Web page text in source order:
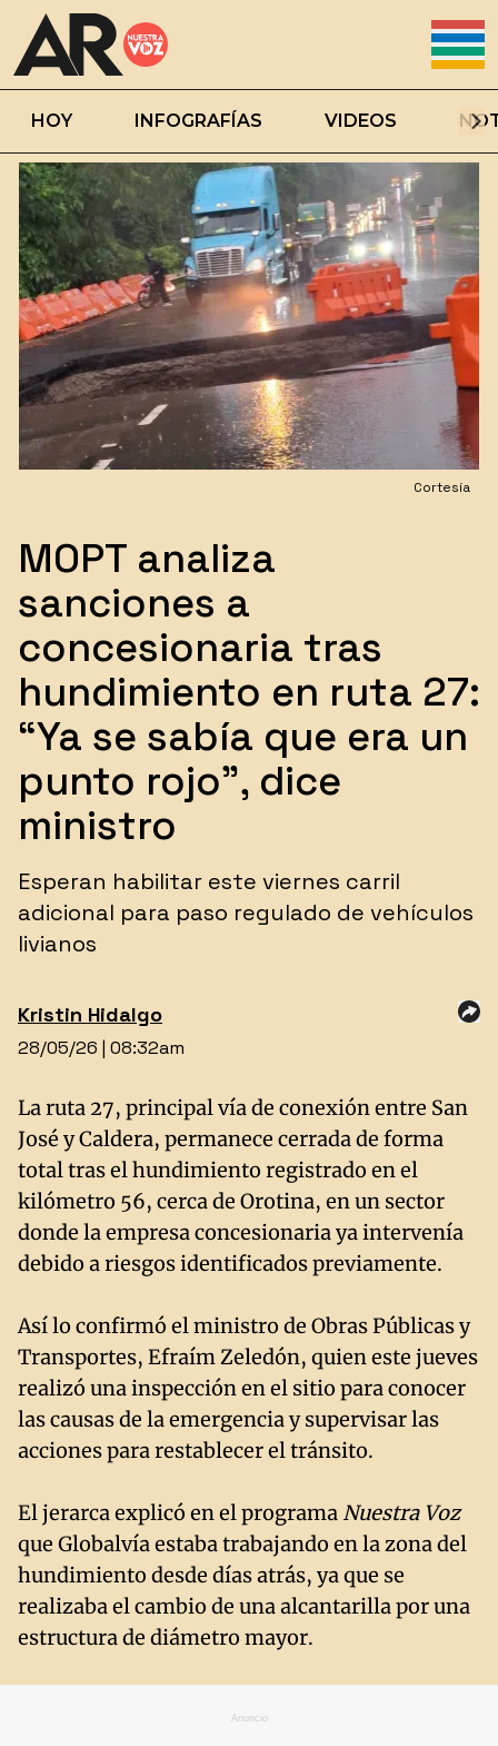
HOY INFOGRAFÍAS VIDEOS
Cortesía
MOPT analiza
sanciones a
concesionaria tras
hundimiento en ruta 27:
“Ya se sabía que era un
punto rojo”, dice
ministro
Esperan habilitar este viernes carril
adicional para paso regulado de vehículos
livianos
Kristin Hidalgo
28/05/26 | 08:32am
La ruta 27, principal vía de conexión entre San
José y Caldera, permanece cerrada de forma
total tras el hundimiento registrado en el
kilómetro 56, cerca de Orotina, en un sector
donde la empresa concesionaria ya intervenía
debido a riesgos identificados previamente.
Así lo confirmó el ministro de Obras Públicas y
Transportes, Efraím Zeledón, quien este jueves
realizó una inspección en el sitio para conocer
las causas de la emergencia y supervisar las
acciones para restablecer el tránsito.
El jerarca explicó en el programa Nuestra Voz
que Globalvía estaba trabajando en la zona del
hundimiento desde días atrás, ya que se
realizaba el cambio de una alcantarilla por una
estructura de diámetro mayor.
Anuncio